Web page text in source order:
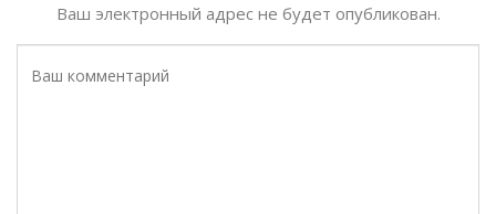
Ваш электронный адрес не будет опубликован.